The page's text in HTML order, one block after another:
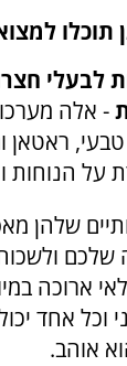
תוכלו
לבעלי
- אלה
ראטאן
על הנוחות
שלהן
ארוכה
וכל אחד
אוהב.